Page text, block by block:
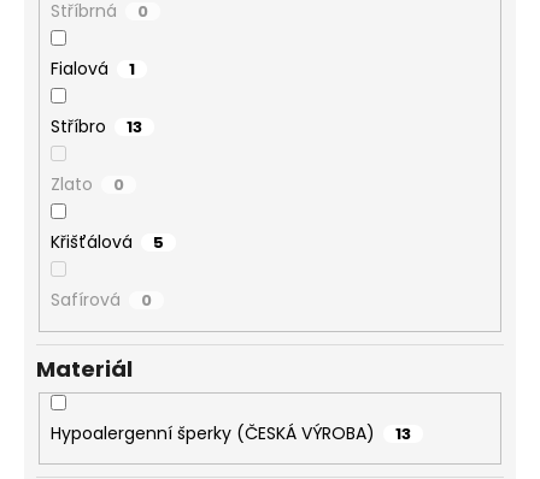
Stříbrná 0
Fialová 1
Stříbro 13
Zlato 0
Křišťálová 5
Safírová 0
Materiál
Hypoalergenní šperky (ČESKÁ VÝROBA) 13